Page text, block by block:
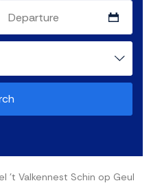
't Valkennest Schin op Geul